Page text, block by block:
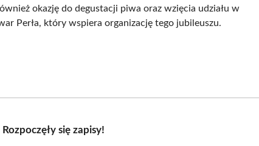
okazję do degustacji piwa oraz wzięcia udziału w
Perła, który wspiera organizację tego jubileuszu.
się zapisy!